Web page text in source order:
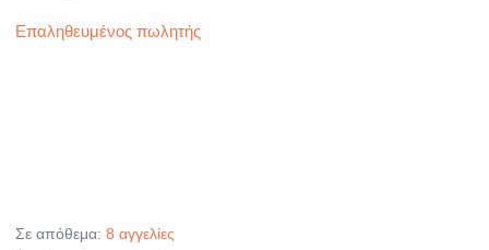
Επαληθευμένος πωλητής
Σε απόθεμα: 8 αγγελίες